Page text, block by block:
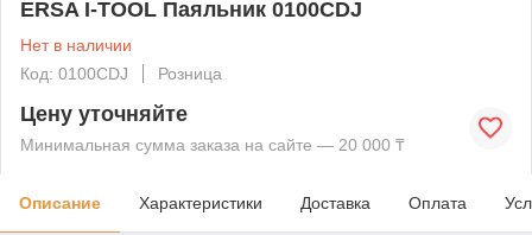
ERSA I-TOOL Паяльник 0100CDJ
Нет в наличии
Код: 0100CDJ
Розница
Цену уточняйте
Минимальная сумма заказа на сайте — 20 000 ₸
Описание Характеристики Доставка Оплата